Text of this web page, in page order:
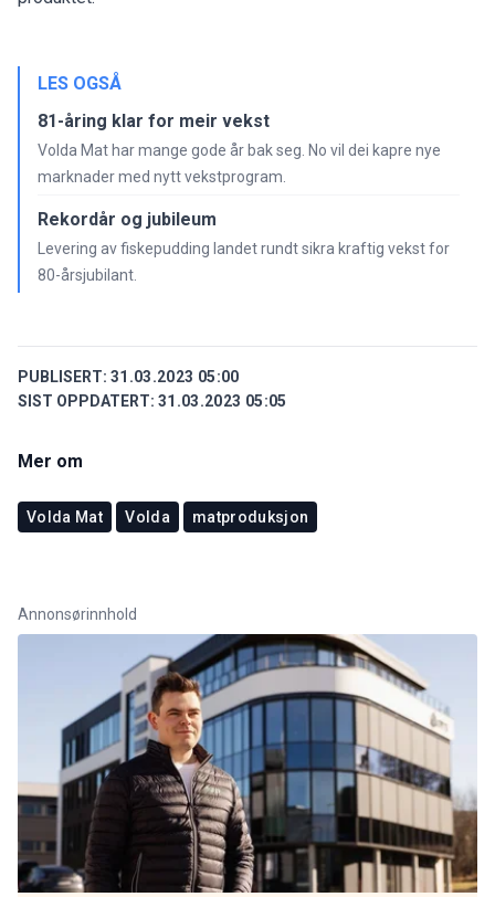
LES OGSÅ
81-åring klar for meir vekst
Volda Mat har mange gode år bak seg. No vil dei kapre nye
marknader med nytt vekstprogram.
Rekordår og jubileum
Levering av fiskepudding landet rundt sikra kraftig vekst for
80-årsjubilant.
PUBLISERT: 31.03.2023 05:00
SIST OPPDATERT: 31.03.2023 05:05
Mer om
Volda Mat Volda matproduksjon
Annonsørinnhold